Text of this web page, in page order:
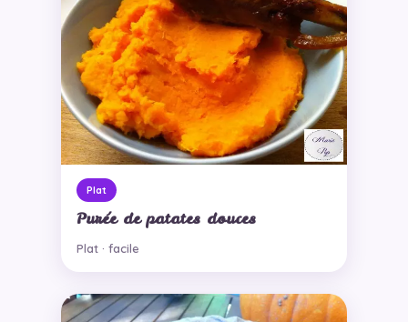
Plat
Purée de patates douces
Plat · facile